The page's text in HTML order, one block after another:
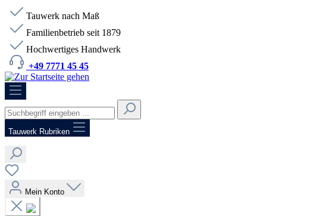
Tauwerk nach Maß
Familienbetrieb seit 1879
Hochwertiges Handwerk
+49 7771 45 45
+49 7771 45 45
Tauwerk Rubriken
Mein Konto